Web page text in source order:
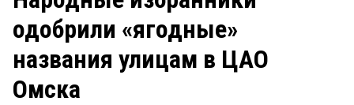
ЗАКОН
НОВОСТИ КОМПАНИЙ Блоги
Архив
одобрили «ягодные»
названия улицам в ЦАО
Омска